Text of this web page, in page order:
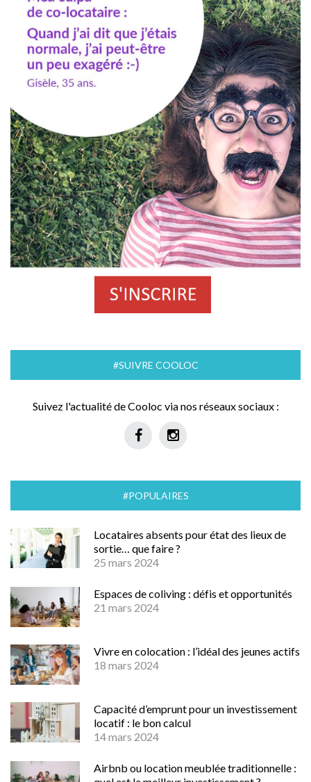
#SUIVRE COOLOC
Suivez l'actualité de Cooloc via nos réseaux sociaux :
#POPULAIRES
Locataires absents pour état des lieux de
sortie… que faire ?
25 mars 2024
Espaces de coliving : défis et opportunités
21 mars 2024
Vivre en colocation : l’idéal des jeunes actifs
18 mars 2024
Capacité d’emprunt pour un investissement
locatif : le bon calcul
14 mars 2024
Airbnb ou location meublée traditionnelle :